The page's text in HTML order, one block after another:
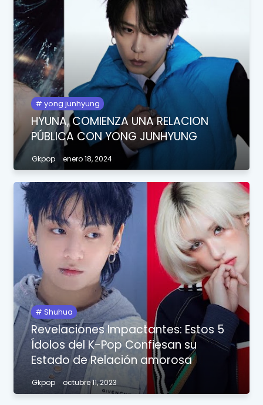
yong junhyung
HYUNA, COMIENZA UNA RELACION
PÚBLICA CON YONG JUNHYUNG
Gkpop enero 18, 2024
Shuhua
Revelaciones Impactantes: Estos 5
Ídolos del K-Pop Confiesan su
Estado de Relación amorosa
Gkpop octubre 11, 2023